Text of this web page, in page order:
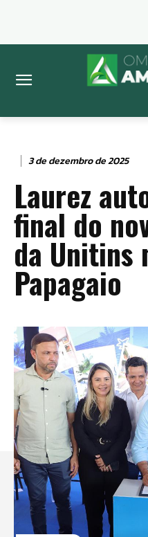
3 de dezembro de 2025
Laurez
final do
da Unitins
Papagaio